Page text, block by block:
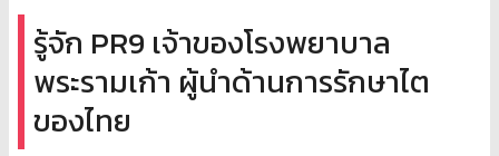
รู้จัก PR9 เจ้าของโรงพยาบาล
พระรามเก้า ผู้นำด้านการรักษาไต
ของไทย